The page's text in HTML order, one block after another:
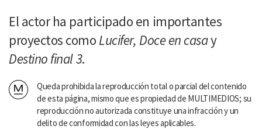
El actor ha participado en importantes
proyectos como Lucifer, Doce en casay
Destino final 3.
Queda prohibida la reproducción total o parcial del contenido
de esta página, mismo que es propiedad de MULTIMEDIOS; su
reproducción no autorizada constituye una infracción y un
delito de conformidad con las leyes aplicables.